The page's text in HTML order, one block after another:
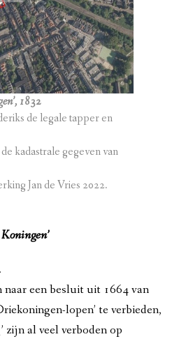
1832
de legale tapper en
kadastrale gegeven van
Jan de Vries 2022.
naar een besluit uit 1664 van
lopen’ te verbieden,
zijn al veel verboden op